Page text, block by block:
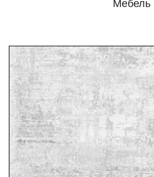
Мебель